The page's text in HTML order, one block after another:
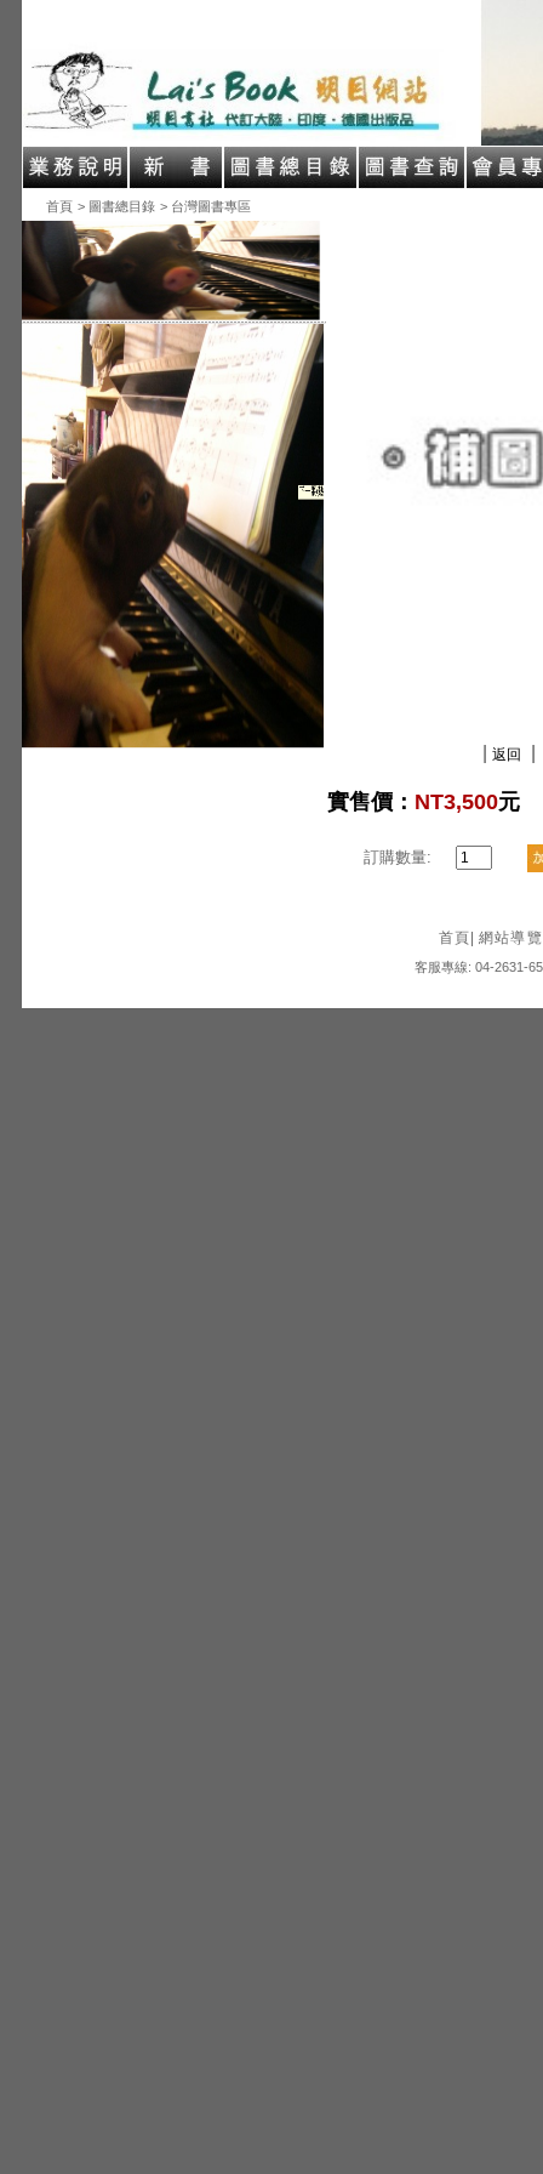
首頁 > 圖書總目錄 > 台灣圖書專區
返回
實售價： NT3,500元
訂購數量:
首頁 網站導覽
客服專線: 04-2631-